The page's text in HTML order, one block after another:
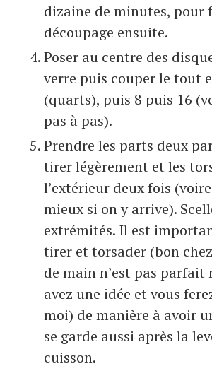
dizaine de minutes, pour
découpage ensuite.
Poser au centre des
verre puis couper le tout
(quarts), puis 8 puis 16
pas à pas).
Prendre les parts deux
tirer légèrement et les
l’extérieur deux fois
mieux si on y arrive).
extrémités. Il est
tirer et torsader (bon
de main n’est pas parfait
avez une idée et vous
moi) de manière à avoir
se garde aussi après la
cuisson.